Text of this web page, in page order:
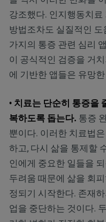
강조했다. 인지행동치료
방법조차도 실질적인
가지의 통증 관련 심리
이 공식적인 검증을 거
에 기반한 앱들은 유망
• 치료는 단순히 통증을
복하도록 돕는다. 통증
뿐이다. 이러한 치료법
하고, 다시 삶을 통제할
인에게 중요한 일들을
두려움 때문에 삶을 회
정되기 시작한다. 존재
업을 중단하는 것이다.